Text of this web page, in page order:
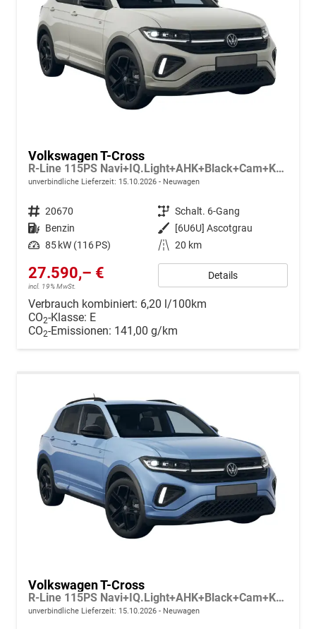
Volkswagen T-Cross
R-Line 115PS Navi+IQ.Light+AHK+Black+Cam+Keyless+GV5+Side+Climatronic
unverbindliche Lieferzeit: 15.10.2026 Neuwagen
Fahrzeugnr. 20670 Getriebe Schalt. 6-Gang
Kraftstoff Benzin Außenfarbe
[6U6U] Ascotgrau
Leistung 85 kW (116 PS) Kilometerstand 20 km
27.590,– €
incl. 19% MwSt.
Details
Verbrauch kombiniert: 6,20 l/100km
CO2-Klasse: E
CO2-Emissionen: 141,00 g/km
Volkswagen T-Cross
R-Line 115PS Navi+IQ.Light+AHK+Black+Cam+Keyless+GV5+Side+Climatronic
unverbindliche Lieferzeit: 15.10.2026 Neuwagen